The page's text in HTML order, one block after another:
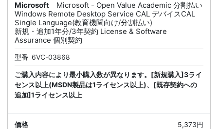
Microsoft
Microsoft - Open Value Academic 分割払い
Windows Remote Desktop Service CAL デバイスCAL
Single Language(教育機関向け/分割払い)
新規・追加1年分/3年契約 License & Software
Assurance 個別契約
型番 6VC-03868
ご購入内容により最小購入数が異なります。[新規購入]3ライ
センス以上(MSDN製品は1ライセンス以上)、[既存契約への
追加]1ライセンス以上
5,373円